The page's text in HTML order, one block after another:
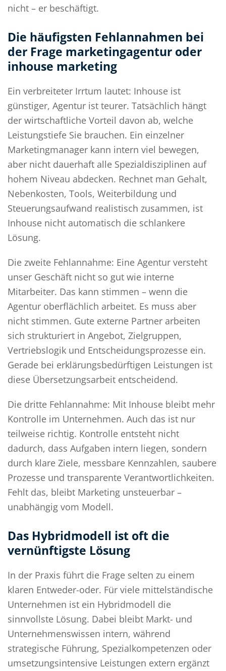
nicht – er beschäftigt.
Die häufigsten Fehlannahmen bei
der Frage marketingagentur oder
inhouse marketing
Ein verbreiteter Irrtum lautet: Inhouse ist
günstiger, Agentur ist teurer. Tatsächlich hängt
der wirtschaftliche Vorteil davon ab, welche
Leistungstiefe Sie brauchen. Ein einzelner
Marketingmanager kann intern viel bewegen,
aber nicht dauerhaft alle Spezialdisziplinen auf
hohem Niveau abdecken. Rechnet man Gehalt,
Nebenkosten, Tools, Weiterbildung und
Steuerungsaufwand realistisch zusammen, ist
Inhouse nicht automatisch die schlankere
Lösung.
Die zweite Fehlannahme: Eine Agentur versteht
unser Geschäft nicht so gut wie interne
Mitarbeiter. Das kann stimmen – wenn die
Agentur oberflächlich arbeitet. Es muss aber
nicht stimmen. Gute externe Partner arbeiten
sich strukturiert in Angebot, Zielgruppen,
Vertriebslogik und Entscheidungsprozesse ein.
Gerade bei erklärungsbedürftigen Leistungen ist
diese Übersetzungsarbeit entscheidend.
Die dritte Fehlannahme: Mit Inhouse bleibt mehr
Kontrolle im Unternehmen. Auch das ist nur
teilweise richtig. Kontrolle entsteht nicht
dadurch, dass Aufgaben intern liegen, sondern
durch klare Ziele, messbare Kennzahlen, saubere
Prozesse und transparente Verantwortlichkeiten.
Fehlt das, bleibt Marketing unsteuerbar –
unabhängig vom Modell.
Das Hybridmodell ist oft die
vernünftigste Lösung
In der Praxis führt die Frage selten zu einem
klaren Entweder-oder. Für viele mittelständische
Unternehmen ist ein Hybridmodell die
sinnvollste Lösung. Dabei bleibt Markt- und
Unternehmenswissen intern, während
strategische Führung, Spezialkompetenzen oder
umsetzungsintensive Leistungen extern ergänzt